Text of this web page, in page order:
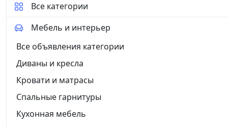
Все категории
Мебель и интерьер
Все объявления категории
Диваны и кресла
Кровати и матрасы
Спальные гарнитуры
Кухонная мебель